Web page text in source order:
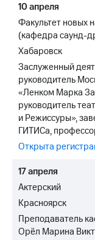
10 апреля
Факультет новых
(кафедра саунд-
Хабаровск
Заслуженный
руководитель
«Ленком Марка
руководитель
и Режиссуры»,
ГИТИСа,
Открыта
17 апреля
Актерский
Красноярск
Преподаватель
Орёл Марина